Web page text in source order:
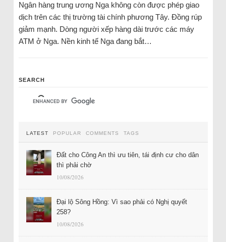
Ngân hàng trung ương Nga không còn được phép giao
dịch trên các thị trường tài chính phương Tây. Đồng rúp
giảm mạnh. Dòng người xếp hàng dài trước các máy
ATM ở Nga. Nền kinh tế Nga đang bắt…
SEARCH
LATEST POPULAR COMMENTS TAGS
Đất cho Công An thì ưu tiên, tái định cư cho dân
thì phải chờ
10/08/2026
Đại lộ Sông Hồng: Vì sao phải có Nghị quyết
258?
10/08/2026